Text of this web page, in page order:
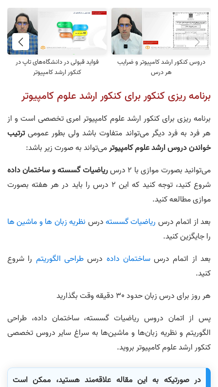
80. فاطمه عبدلی رتبه ٩۶ مهندسی کامپیوتر و ۵٩ آیتی
00:02:31
81. علیرضا ترابی رتبه 104 مهندسی کامپیوتر
00:03:34
00:06:35
00:03:42
دروس کنکور ارشد کامپیوتر و ضرایب
هر درس
فواید قبولی در دانشگاه‌های تاپ در
کنکور ارشد کامپیوتر
برنامه ریزی کنکور برای کنکور ارشد علوم کامپیوتر
برنامه ریزی برای کنکور ارشد علوم کامپیوتر امری تخصصی است و از
هر فرد به فرد دیگر می‌تواند متفاوت باشد ولی بطور عمومیترتیب
خواندن دروس ارشد علوم کامپیوترمی‌تواند به صورت زیر باشد:
می‌توانید بصورت موازی با 2 درس
ریاضیاتگسسته وساختمان داده
شروع کنید، توجه کنید که این 2 درس را باید در هر هفته بصورت
موازی مطالعه کنید.
بعد از اتمام درس ریاضیات گسستهدرس نظریه زبان‌ ها و ماشین‌ ها
را جایگزین کنید.
بعد از اتمام درسساختمان داده درسطراحی الگوریتم را شروع
کنید.
هر روز برای درس زبان حدود 30 دقیقه وقت بگذارید
پس از اتمان دروس ریاضیات گسسته، ساختمان داده، طراحی
الگوریتم و نظریه زبان‌ها و ماشین‌ها به سراغ سایر دروس تخصصی
کنکور ارشد علوم کامپیوتر بروید.
در صورتیکه به این مقاله علاقه‌مند هستید، ممکن است